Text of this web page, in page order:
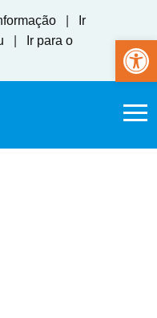
Abrir
|Ir
|
Ir para o